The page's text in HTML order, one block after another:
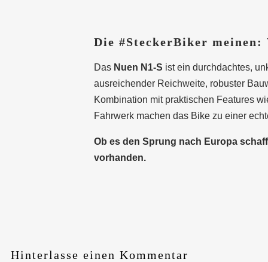
Die #SteckerBiker
Das Nuen N1-S ist ein durchdachtes,
ausreichender Reichweite, robuster
Kombination mit praktischen Features
Fahrwerk machen das Bike zu einer
Ob es den Sprung nach Europa
vorhanden.
Hinterlasse einen Kommentar